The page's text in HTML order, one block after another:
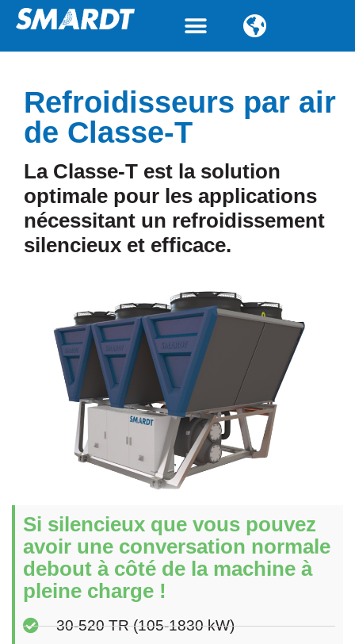
Refroidisseurs par air
de Classe-T
La Classe-T est la solution
optimale pour les applications
nécessitant un refroidissement
silencieux et efficace.
Si silencieux que vous pouvez
avoir une conversation normale
debout à côté de la machine à
pleine charge !
30-520 TR (105-1830 kW)